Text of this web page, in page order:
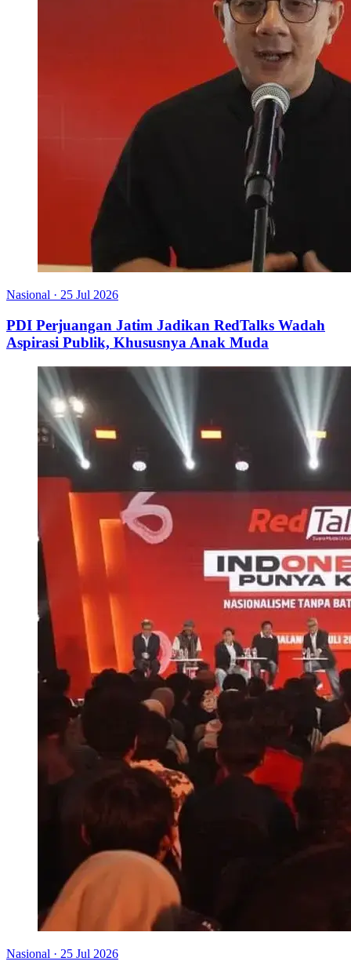
Nasional · 25 Jul 2026
PDI Perjuangan Jatim Jadikan RedTalks Wadah
Aspirasi Publik, Khususnya Anak Muda
Nasional · 25 Jul 2026